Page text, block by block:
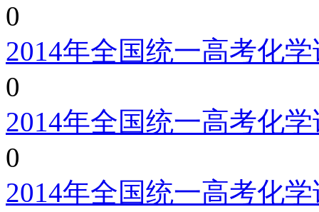
0
2014年全国统一高考化
0
2014年全国统一高考化
0
2014年全国统一高考化